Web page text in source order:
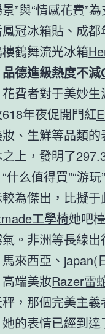
”與“情感花費”
冠冰箱貼、成
鶴舞流光冰箱
品德進級熱度不減
花費者對于美妙生
年夜促開門紅
、生鮮等品類
上，發明了
“什么值得買”“游
為傑出，比擬
工學椅她吧
。非洲等長線
來西亞、japan(
高端美妝Razer雷
，那個完美主
她的表情已經到